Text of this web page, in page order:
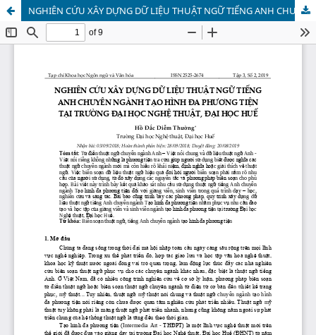
NGHIÊN CỨU XÂY DỰNG DỮ LIỆU THUẬT NGỮ TIẾNG ANH CHUYÊN NGÀNH TẠO HÌNH ĐA PHƯƠNG TIỆN TẠI TRƯỜNG ĐẠI HỌC NGHỆ THUẬT, ĐẠI HỌC HUẾ